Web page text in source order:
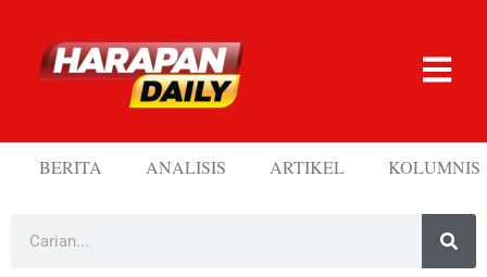
BERITA ANALISIS ARTIKEL KOLUMNIS